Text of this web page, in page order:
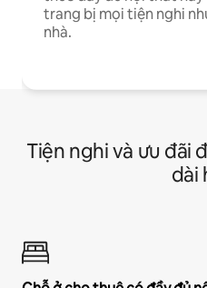
trang bị mọi tiện nghi
nhà.
Tiện nghi và ưu đãi
dài